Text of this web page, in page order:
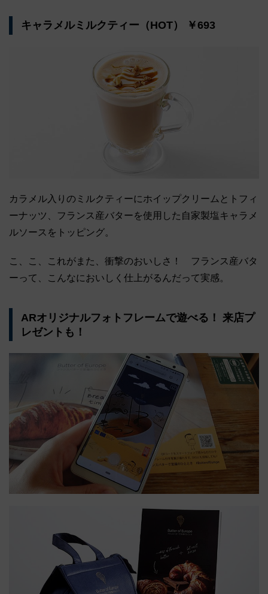
キャラメルミルクティー（HOT） ￥693
カラメル入りのミルクティーにホイップクリームとトフィ
ーナッツ、フランス産バターを使用した自家製塩キャラメ
ルソースをトッピング。
こ、こ、これがまた、衝撃のおいしさ！ フランス産バタ
ーって、こんなにおいしく仕上がるんだって実感。
ARオリジナルフォトフレームで遊べる！ 来店プ
レゼントも！